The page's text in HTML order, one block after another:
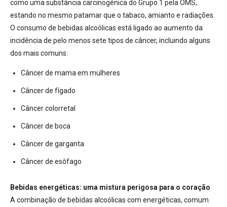
como uma substância carcinogênica do Grupo 1 pela OMS,
estando no mesmo patamar que o tabaco, amianto e radiações.
O consumo de bebidas alcoólicas está ligado ao aumento da
incidência de pelo menos sete tipos de câncer, incluindo alguns
dos mais comuns:
Câncer de mama em mulheres
Câncer de fígado
Câncer colorretal
Câncer de boca
Câncer de garganta
Câncer de esôfago
Bebidas energéticas: uma mistura perigosa para o coração
A combinação de bebidas alcoólicas com energéticas, comum